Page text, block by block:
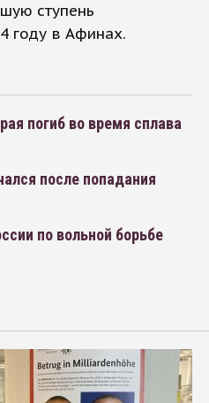
ступень
году в Афинах.
погиб во время сплава
после попадания
по вольной борьбе